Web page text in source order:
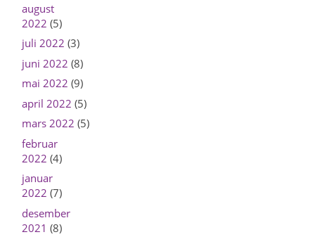
august
2022 (5)
juli 2022 (3)
juni 2022 (8)
mai 2022 (9)
april 2022 (5)
mars 2022 (5)
februar
2022 (4)
januar
2022 (7)
desember
2021 (8)